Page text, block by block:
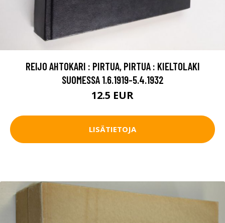
REIJO AHTOKARI : PIRTUA, PIRTUA : KIELTOLAKI
SUOMESSA 1.6.1919-5.4.1932
12.5 EUR
LISÄTIETOJA